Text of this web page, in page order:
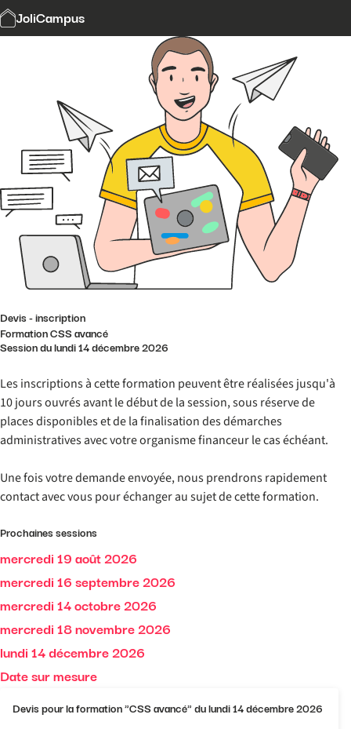
JoliCampus
Modalités et délais d'accès
Formation CSS avancé
Devis - inscription
Session du lundi 14 décembre 2026
Les inscriptions à cette formation peuvent être réalisées jusqu'à
10 jours ouvrés avant le début de la session, sous réserve de
places disponibles et de la finalisation des démarches
administratives avec votre organisme financeur le cas échéant.
Une fois votre demande envoyée, nous prendrons rapidement
contact avec vous pour échanger au sujet de cette formation.
Prochaines sessions
mercredi 19 août 2026
mercredi 16 septembre 2026
mercredi 14 octobre 2026
mercredi 18 novembre 2026
lundi 14 décembre 2026
Date sur mesure
Devis pour la formation "CSS avancé" du lundi 14 décembre 2026